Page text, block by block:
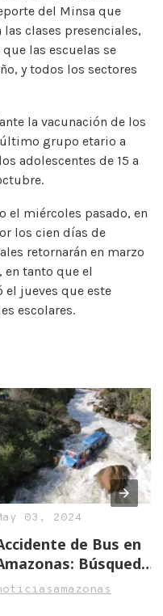
del Minsa que
clases presenciales,
las escuelas se
y todos los sectores
la vacunación de los
último grupo etario a
adolescentes de 15 a
el miércoles pasado, en
los cien días de
retornarán en marzo
tanto que el
jueves que este
escolares.
03, 2024
de Bus en
Búsqueda
de Oficial